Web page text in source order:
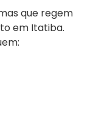
que regem
em Itatiba.